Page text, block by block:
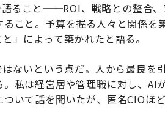
ること──ROI、戦略との整合
こと。予算を握る人々と関係を
」によって築かれたと語る。
ないという点だ。人から最良を
私は経営層や管理職に対し、AI
いて話を聞いたが、匿名CIOほ